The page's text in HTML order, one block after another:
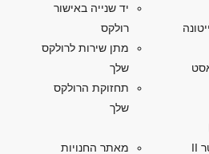
יד שנייה באישור
רולקס
מתן שירות לרולקס
שלך
תחזוקת הרולקס
שלך
מאתר החנויות